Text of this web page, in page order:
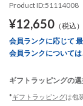
Product ID:51114008
¥12,650 （税込）
会員ランクに応じて
会員ランクについては
ギフトラッピングの
*ギフトラッピングは包